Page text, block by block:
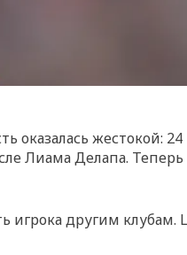
жестокой:
Лиама Делапа. Теперь
игрока другим